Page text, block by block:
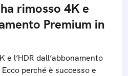
rimosso 4K e
Premium in
e l’HDR dall’abbonamento
perché è successo e